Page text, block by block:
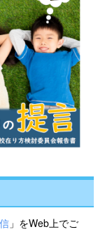
」をWeb上でご